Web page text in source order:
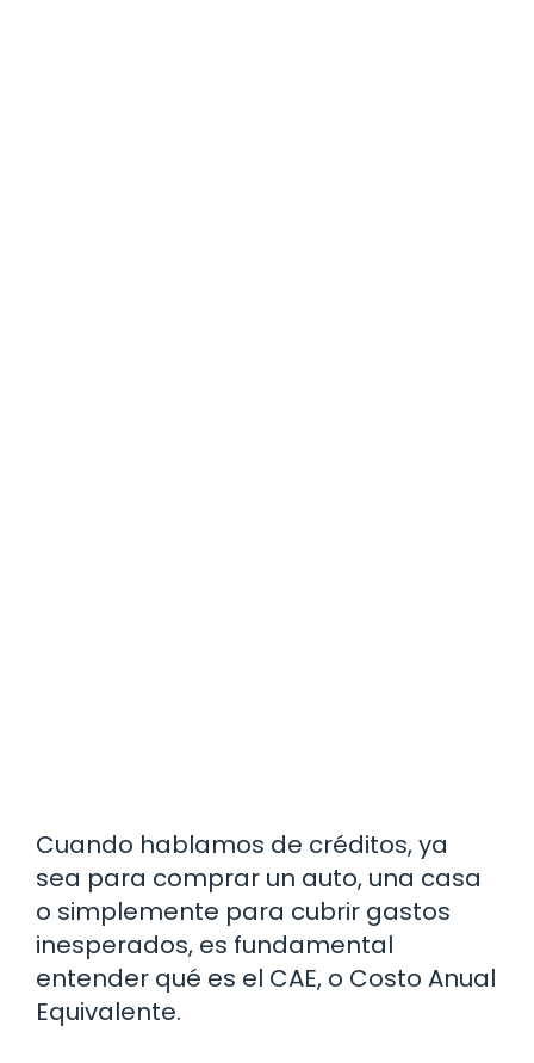
Cuando hablamos de créditos, ya
sea para comprar un auto, una casa
o simplemente para cubrir gastos
inesperados, es fundamental
entender qué es el CAE, o Costo Anual
Equivalente.